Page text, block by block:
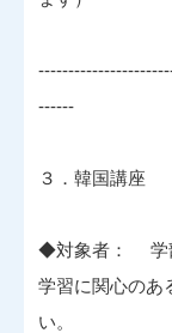
------
３．韓国講座
◆対象者： 学
学習に関心のあ
い。